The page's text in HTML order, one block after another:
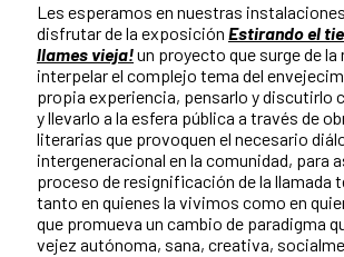
Les esperamos en nuestras
disfrutar de la exposición Estirando el
llames vieja!un proyecto que surge de la
interpelar el complejo tema del
propia experiencia, pensarlo y discutirlo
y llevarlo a la esfera pública a través de
literarias que provoquen el necesario
intergeneracional en la comunidad, para
proceso de resignificación de la llamada
tanto en quienes la vivimos como en
que promueva un cambio de paradigma
vejez autónoma, sana, creativa,